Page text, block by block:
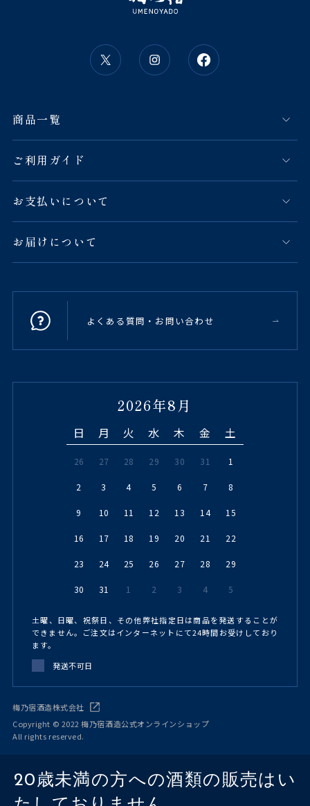
商品一覧
ご利用ガイド
お支払いについて
お届けについて
よくある質問・お問い合わせ
2026年8月
日 月 火 水 木 金 土
26 27 28 29 30 31 1
2 3 4 5 6 7 8
9 10 11 12 13 14 15
16 17 18 19 20 21 22
23 24 25 26 27 28 29
30 31 1 2 3 4 5
土曜、日曜、祝祭日、その他弊社指定日は商品を発送することが
できません。ご注文はインターネットにて24時間お受けしており
ます。
発送不可日
梅乃宿酒造株式会社
Copyright © 2022 梅乃宿酒造公式オンラインショップ
All rights reserved.
20歳未満の方への酒類の販売はい